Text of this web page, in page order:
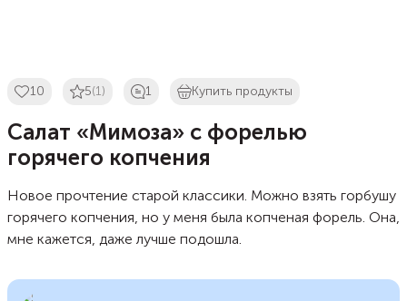
10 5(1) 1 Купить продукты
Салат «Мимоза» с форелью
горячего копчения
Новое прочтение старой классики. Можно взять горбушу
горячего копчения, но у меня была копченая форель. Она,
мне кажется, даже лучше подошла.